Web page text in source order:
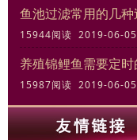
鱼池过滤常用的几
15944阅读 2019-06-
15987阅读 2019-06-